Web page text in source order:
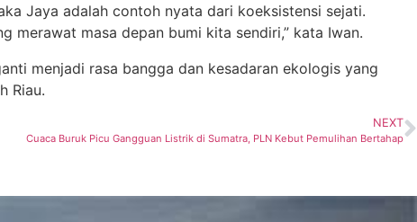
Jaya adalah contoh nyata dari koeksistensi sejati.
merawat masa depan bumi kita sendiri,” kata Iwan.
menjadi rasa bangga dan kesadaran ekologis yang
Riau.
NEXT
Cuaca Buruk Picu Gangguan Listrik di Sumatra, PLN Kebut Pemulihan Bertahap